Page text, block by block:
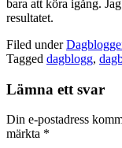
bara att köra igång.
resultatet.
Filed under
Tagged dagblogg,
Lämna ett svar
Din e-postadress
märkta *